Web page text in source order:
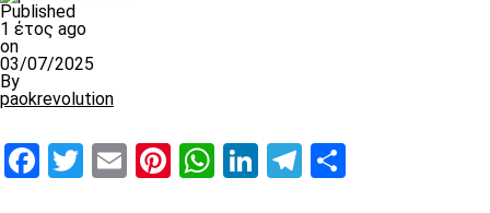
Published
1 έτος ago
on
03/07/2025
By
paokrevolution
Facebook
Twitter
EmailPinterest
WhatsApp
LinkedIn
Telegram